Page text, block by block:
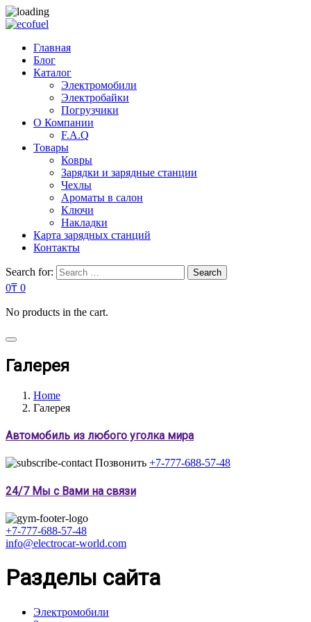
Главная
Блог
Каталог
Электромобили
Электробайки
Погрузчики
О Компании
F.A.Q
Товары
Ковры
Зарядки и зарядные станции
Чехлы
Ароматы в салон
Ключи
Накладки
Карта зарядных станций
Контакты
Search for: Search
0₸ 0
No products in the cart.
Галерея
Home
Галерея
Автомобиль из любого уголка мира
Позвонить +7-777-688-57-48
24/7 Мы с Вами на связи
+7-777-688-57-48
info@electrocar-world.com
Разделы сайта
Электромобили